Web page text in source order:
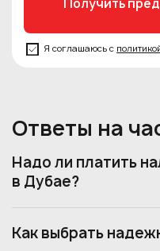
Я соглашаюсь с
Ответы на
Надо ли платить
в Дубае?
Как выбрать